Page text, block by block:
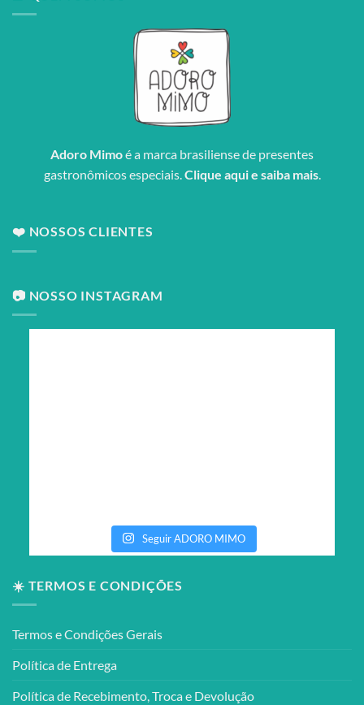
Adoro Mimoé a marca brasiliense de presentes
gastronômicos especiais.Clique aqui e saiba mais.
❤️ NOSSOS CLIENTES
📷 NOSSO INSTAGRAM
Seguir ADORO MIMO
☀️ TERMOS E CONDIÇÕES
Termos e Condições Gerais
Política de Entrega
Política de Recebimento, Troca e Devolução